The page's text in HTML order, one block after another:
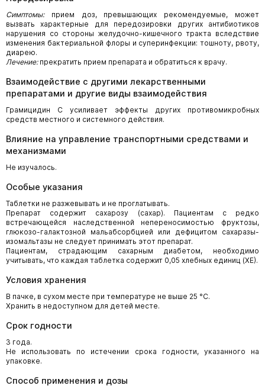
Симптомы:прием доз, превышающих рекомендуемые, может
вызвать характерные для передозировки других антибиотиков
нарушения со стороны желудочно-кишечного тракта вследствие
изменения бактериальной флоры и суперинфекции: тошноту, рвоту,
диарею.
Лечение:прекратить прием препарата и обратиться к врачу.
Взаимодействие с другими лекарственными
препаратами и другие виды взаимодействия
Грамицидин С усиливает эффекты других противомикробных
средств местного и системного действия.
Влияние на управление транспортными средствами и
механизмами
Не изучалось.
Особые указания
Таблетки не разжевывать и не проглатывать.
Препарат содержит сахарозу (сахар). Пациентам с редко
встречающейся наследственной непереносимостью фруктозы,
глюкозо-галактозной мальабсорбцией или дефицитом сахаразы-
изомальтазы не следует принимать этот препарат.
Пациентам, страдающим сахарным диабетом, необходимо
учитывать, что каждая таблетка содержит 0,05 хлебных единиц (ХЕ).
Условия хранения
В пачке, в сухом месте при температуре не выше 25 °C.
Хранить в недоступном для детей месте.
Срок годности
3 года.
Не использовать по истечении срока годности, указанного на
упаковке.
Способ применения и дозы